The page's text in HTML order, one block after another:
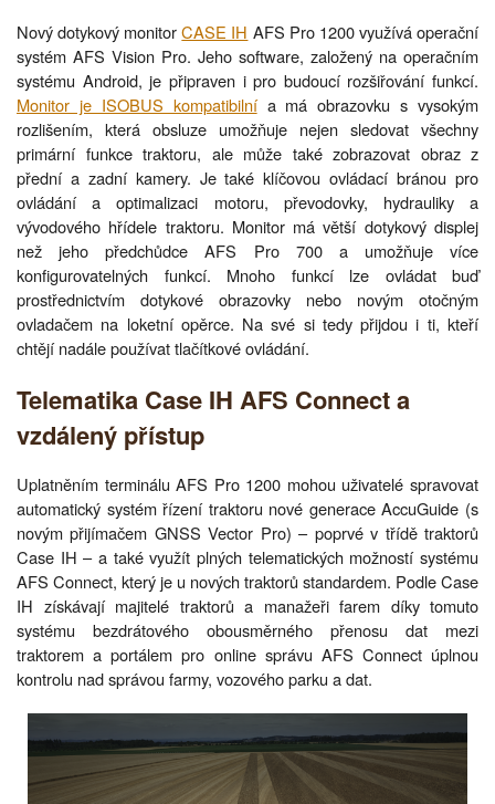
Nový dotykový monitorCASE IH AFS Pro 1200 využívá operační
systém AFS Vision Pro. Jeho software, založený na operačním
systému Android, je připraven i pro budoucí rozšiřování funkcí.
Monitor je ISOBUS kompatibilnía má obrazovku s vysokým
rozlišením, která obsluze umožňuje nejen sledovat všechny
primární funkce traktoru, ale může také zobrazovat obraz z
přední a zadní kamery. Je také klíčovou ovládací bránou pro
ovládání a optimalizaci motoru, převodovky, hydrauliky a
vývodového hřídele traktoru. Monitor má větší dotykový displej
než jeho předchůdce AFS Pro 700 a umožňuje více
konfigurovatelných funkcí. Mnoho funkcí lze ovládat buď
prostřednictvím dotykové obrazovky nebo novým otočným
ovladačem na loketní opěrce. Na své si tedy přijdou i ti, kteří
chtějí nadále používat tlačítkové ovládání.
Telematika Case IH AFS Connect a
vzdálený přístup
Uplatněním terminálu AFS Pro 1200 mohou uživatelé spravovat
automatický systém řízení traktoru nové generace AccuGuide (s
novým přijímačem GNSS Vector Pro) – poprvé v třídě traktorů
Case IH – a také využít plných telematických možností systému
AFS Connect, který je u nových traktorů standardem. Podle Case
IH získávají majitelé traktorů a manažeři farem díky tomuto
systému bezdrátového obousměrného přenosu dat mezi
traktorem a portálem pro online správu AFS Connect úplnou
kontrolu nad správou farmy, vozového parku a dat.